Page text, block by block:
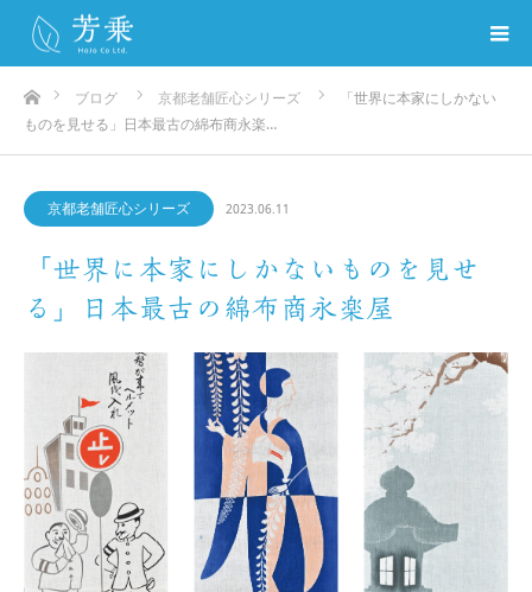
ホームブログ 京都老舗匠心シリーズ
「世界に本家にしかない
ものを見せる」日本最古の綿布商永楽…
京都老舗匠心シリーズ 2023.06.11
「世界に本家にしかないものを見せ
る」日本最古の綿布商永楽屋